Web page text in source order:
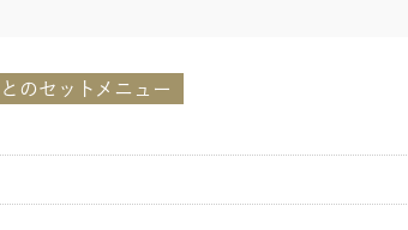
とのセットメニュー